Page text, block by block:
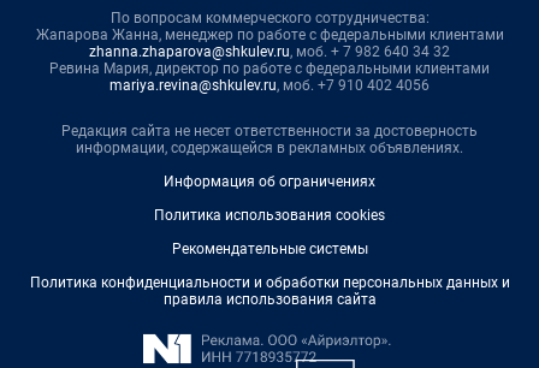
По вопросам коммерческого сотрудничества:
Жапарова Жанна, менеджер по работе с федеральными клиентами
zhanna.zhaparova@shkulev.ru, моб. + 7 982 640 34 32
Ревина Мария, директор по работе с федеральными клиентами
mariya.revina@shkulev.ru, моб. +7 910 402 4056
Редакция сайта не несет ответственности за достоверность
информации, содержащейся в рекламных объявлениях.
Информация об ограничениях
Политика использования cookies
Рекомендательные системы
Политика конфиденциальности и обработки персональных данных и
правила использования сайта